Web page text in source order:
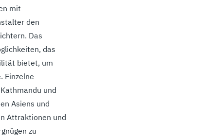
mit
den
Das
das
bietet, um
Einzelne
und
Asiens und
Attraktionen und
zu